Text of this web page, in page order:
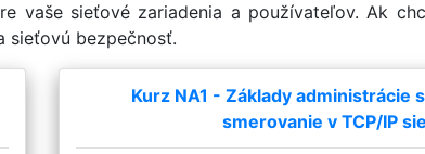
vaše sieťové zariadenia a používateľov. Ak
sieťovú bezpečnosť.
Kurz NA1 - Základy administrácie
smerovanie v TCP/IP